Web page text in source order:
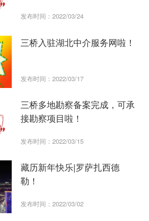
发布时间：2022/03/24
三桥入驻湖北中介服务网啦！
发布时间：2022/03/17
三桥多地勘察备案完成，可承
接勘察项目啦！
发布时间：2022/03/15
藏历新年快乐|罗萨扎西德
勒！
发布时间：2022/03/02